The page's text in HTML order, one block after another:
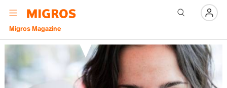
Menu
Migros Magazine